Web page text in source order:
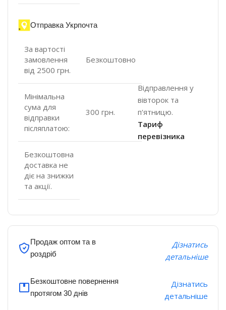
Отправка Укрпочта
За вартості
замовлення
від 2500 грн.
Безкоштовно
Мінімальна
сума для
відправки
післяплатою:
300 грн.
Безкоштовна
доставка не
діє на знижки
та акції.
Відправлення у
вівторок та
п'ятницю.
Тариф
перевізника
Продаж оптом та в
роздріб
Дізнатись
детальніше
Безкоштовне повернення
протягом 30 днів
Дізнатись
детальніше